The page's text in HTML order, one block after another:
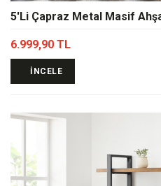
5'Li Çapraz Metal Masif
6.999,90 TL
İNCELE